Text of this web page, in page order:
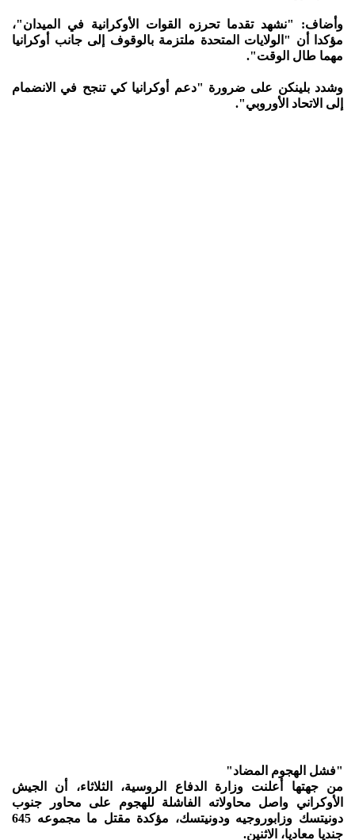
وأضاف: "نشهد تقدما تحرزه القوات الأوكرانية في الميدان"،
مؤكدا أن "الولايات المتحدة ملتزمة بالوقوف إلى جانب أوكرانيا
مهما طال الوقت".
وشدد بلينكن على ضرورة "دعم أوكرانيا كي تنجح في الانضمام
إلى الاتحاد الأوروبي".
"فشل الهجوم المضاد"
من جهتها أعلنت وزارة الدفاع الروسية، الثلاثاء، أن الجيش
الأوكراني واصل محاولاته الفاشلة للهجوم على محاور جنوب
دونيتسك وزابوروجيه ودونيتسك، مؤكدة مقتل ما مجموعه 645
جنديا معاديا، الاثنين.